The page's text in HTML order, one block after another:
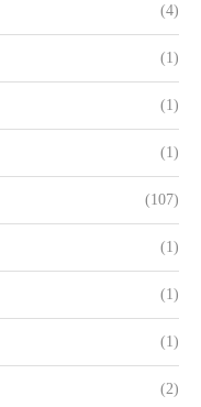
(4)
(1)
(1)
(1)
(107)
(1)
(1)
(1)
(2)